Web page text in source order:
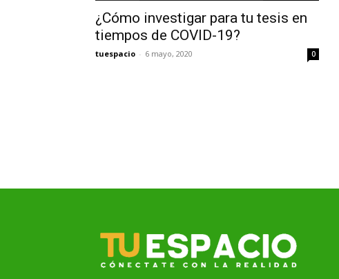
¿Cómo investigar para tu tesis en
tiempos de COVID-19?
tuespacio - 6 mayo, 2020 0